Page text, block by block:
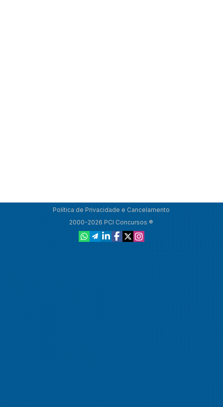
Política de Privacidade e Cancelamento
2000-2026 PCI Concursos ®